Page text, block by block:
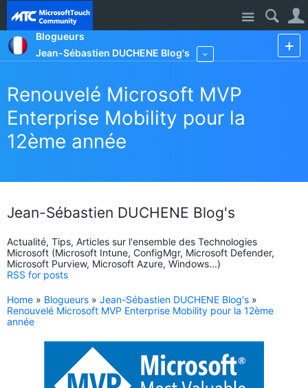
Site
Blogueurs
Jean-Sébastien DUCHENE Blog's
Renouvelé Microsoft MVP
Enterprise Mobility pour la
12ème année
Jean-Sébastien DUCHENE Blog's
Actualité, Tips, Articles sur l'ensemble des Technologies
Microsoft (Microsoft Intune, ConfigMgr, Microsoft Defender,
Microsoft Purview, Microsoft Azure, Windows...)
RSS for posts
Home » Blogueurs » Jean-Sébastien DUCHENE Blog's »
Renouvelé Microsoft MVP Enterprise Mobility pour la 12ème
année